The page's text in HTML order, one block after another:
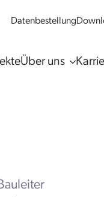
Datenbestellung
Über uns